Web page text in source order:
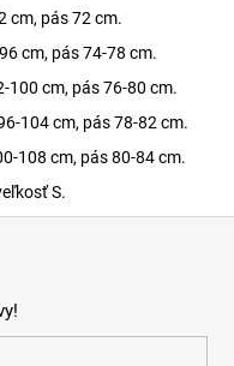
cm, pás 72 cm.
cm, pás 74-78 cm.
100 cm, pás 76-80 cm.
104 cm, pás 78-82 cm.
108 cm, pás 80-84 cm.
S.